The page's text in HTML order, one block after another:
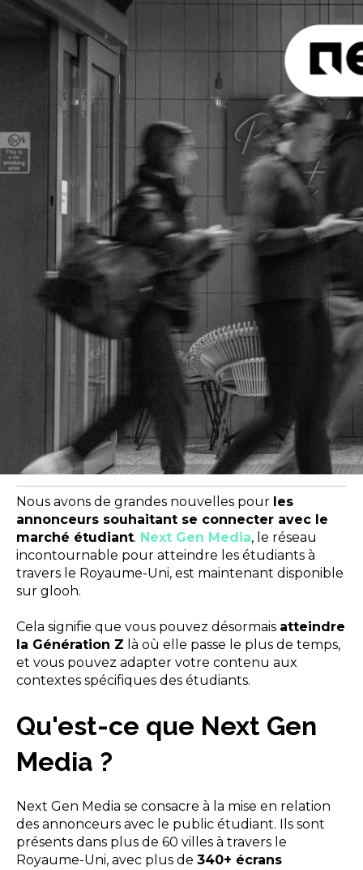
Nous avons de grandes nouvelles pour les
annonceurs souhaitant se connecter avec le
marché étudiant. Next Gen Media, le réseau
incontournable pour atteindre les étudiants à
travers le Royaume-Uni, est maintenant disponible
sur glooh.
Cela signifie que vous pouvez désormais atteindre
la Génération Z là où elle passe le plus de temps,
et vous pouvez adapter votre contenu aux
contextes spécifiques des étudiants.
Qu'est-ce que Next Gen
Media ?
Next Gen Media se consacre à la mise en relation
des annonceurs avec le public étudiant. Ils sont
présents dans plus de 60 villes à travers le
Royaume-Uni, avec plus de 340+ écrans